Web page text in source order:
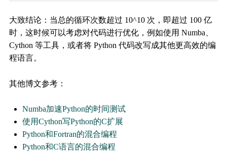
大致结论：当总的循环次数超过 10^10 次，即超过 100 亿
时，这时候可以考虑对代码进行优化，例如使用 Numba、
Cython 等工具，或者将 Python 代码改写成其他更高效的编
程语言。
其他博文参考：
Numba加速Python的时间测试
使用Cython写Python的C扩展
Python和Fortran的混合编程
Python和C语言的混合编程